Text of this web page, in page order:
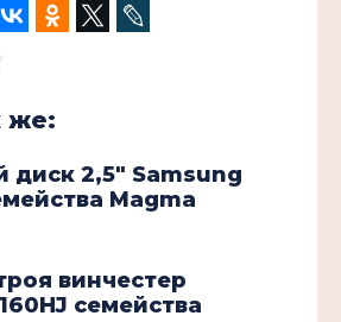
же:
диск 2,5" Samsung
Magma
винчестер
семейства